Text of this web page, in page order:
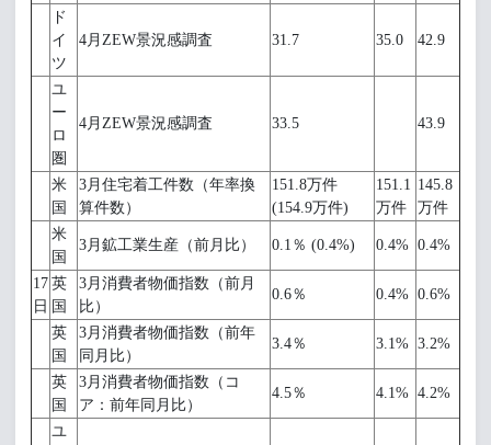
ド
イ
ツ
4月ZEW景況感調査 31.7 35.0 42.9
ユ
ー
ロ
圏
4月ZEW景況感調査 33.5 43.9
米
国
3月住宅着工件数（年率換
算件数）
151.8万件
(154.9万件)
151.1
万件
145.8
万件
米
国
3月鉱工業生産（前月比） 0.1％ (0.4%) 0.4% 0.4%
17
日
英
国
3月消費者物価指数（前月
比）
0.6％ 0.4% 0.6%
英
国
3月消費者物価指数（前年
同月比）
3.4％ 3.1% 3.2%
英
国
3月消費者物価指数（コ
ア：前年同月比）
4.5％ 4.1% 4.2%
ユ